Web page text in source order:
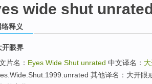
wide shut
络释义
开眼界
片名： Eyes Wide Shut unrated 中文译名：
其他译名：大开